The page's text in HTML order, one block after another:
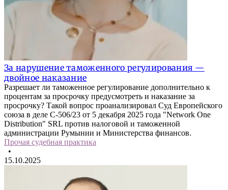
За нарушение таможенного регулирования —
двойное наказание
Разрешает ли таможенное регулирование дополнительно к
процентам за просрочку предусмотреть и наказание за
просрочку? Такой вопрос проанализировал Суд Европейского
союза в деле C-506/23 от 5 декабря 2025 года "Network One
Distribution" SRL против налоговой и таможенной
администрации Румынии и Министерства финансов.
Прочая судебная практика
•
15.10.2025